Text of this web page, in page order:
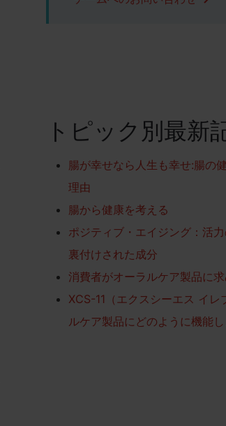
トピック別最新
腸が幸せなら人生も幸せ:腸の
理由
腸から健康を考える
ポジティブ・エイジング：活
裏付けされた成分
消費者がオーラルケア製品に
XCS-11（エクスシーエス イレ
ルケア製品にどのように機能し